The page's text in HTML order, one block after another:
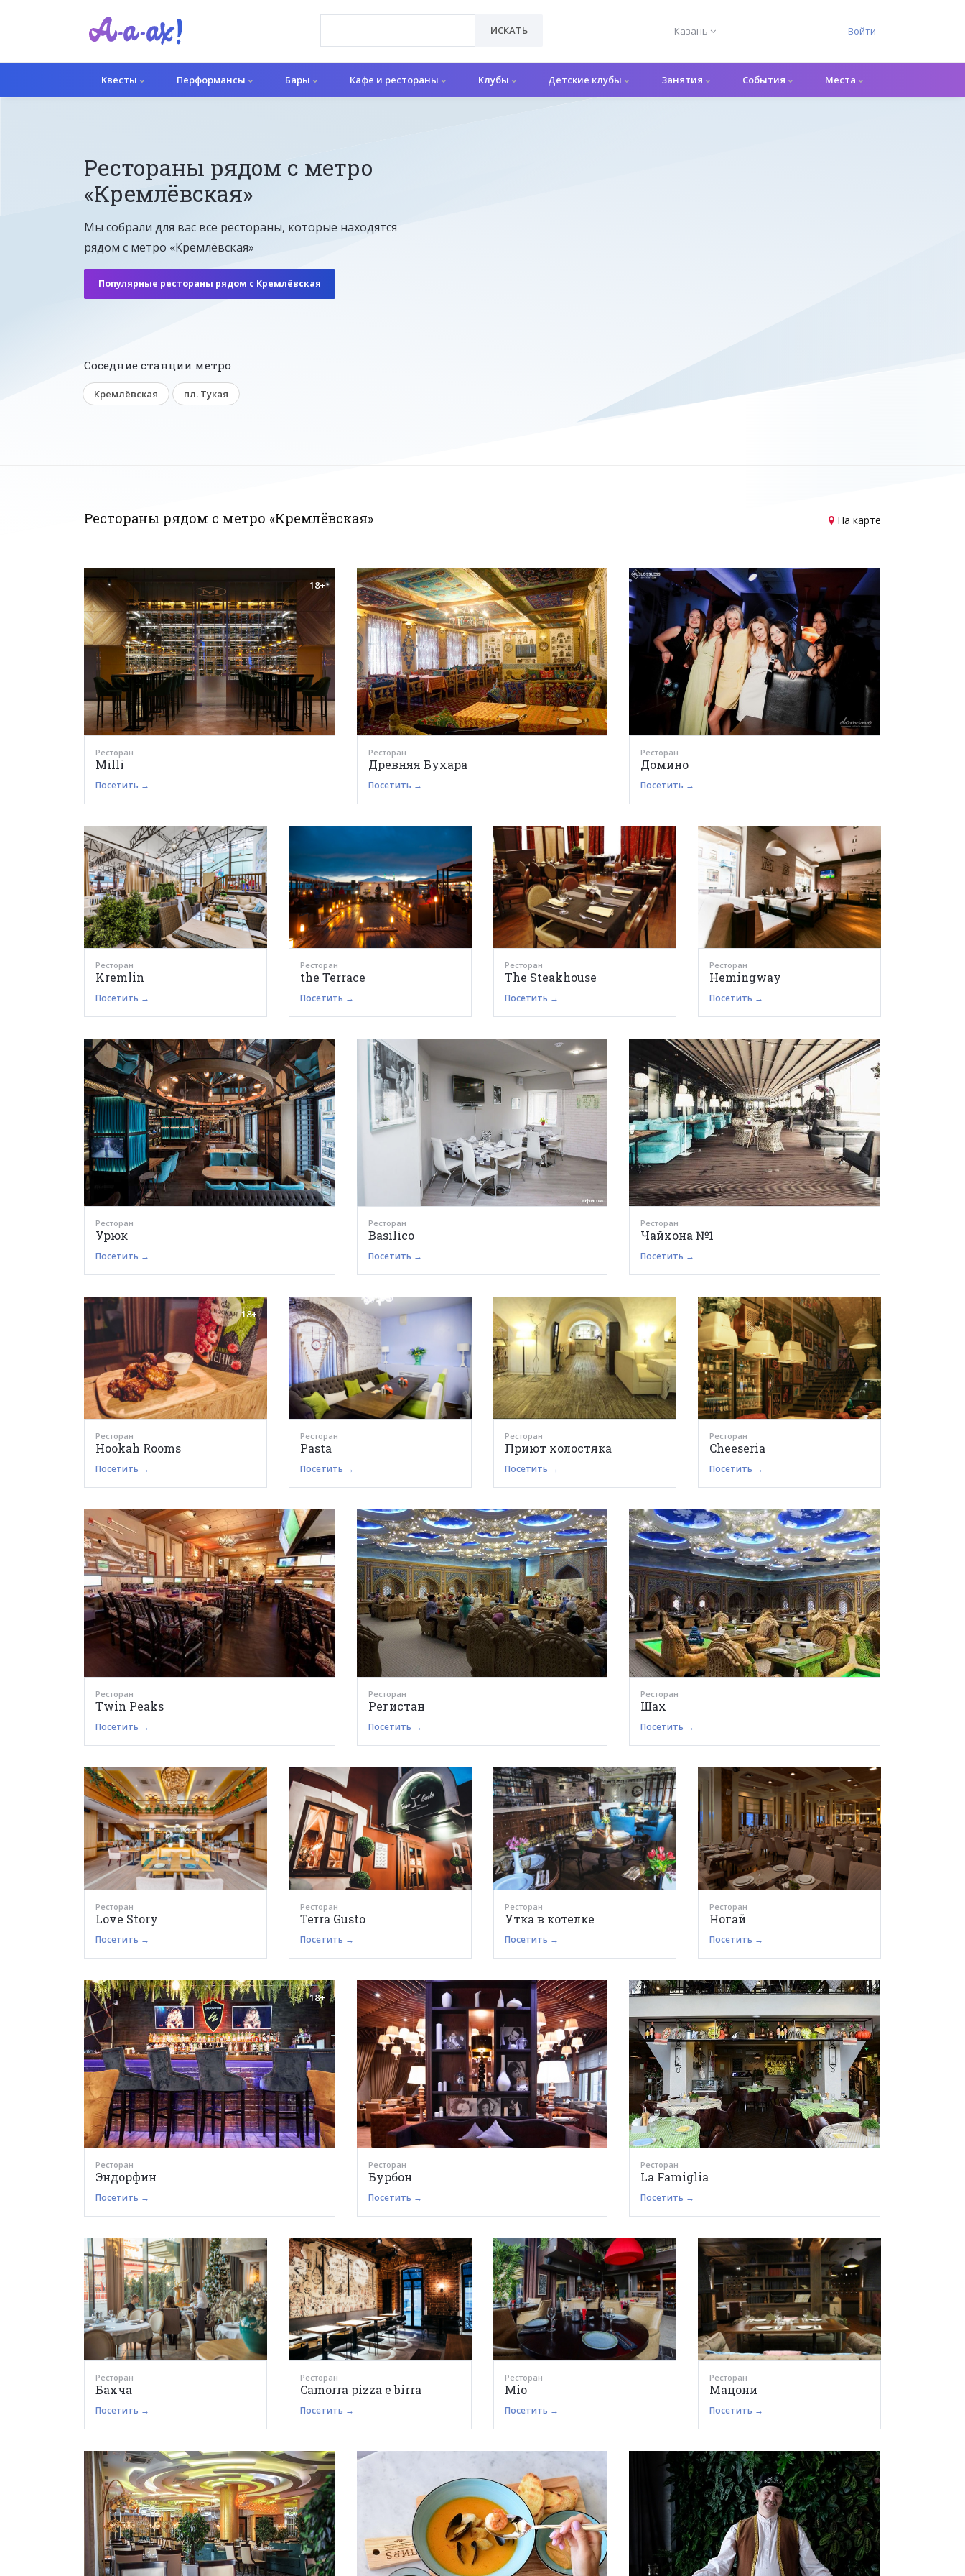
ИСКАТЬ Казань Войти
Квесты Перформансы Бары Кафе и рестораны Клубы Детские клубы Занятия События Места
Рестораны рядом с метро
«Кремлёвская»
Мы собрали для вас все рестораны, которые находятся
рядом с метро «Кремлёвская»
Популярные рестораны рядом с Кремлёвская
Соседние станции метро
Кремлёвская пл. Тукая
Рестораны рядом с метро «Кремлёвская» На карте
18+
Ресторан
Milli
Посетить →
Ресторан
Древняя Бухара
Посетить →
Ресторан
Домино
Посетить →
Ресторан
Kremlin
Посетить →
Ресторан
the Terrace
Посетить →
Ресторан
The Steakhouse
Посетить →
Ресторан
Hemingway
Посетить →
Ресторан
Урюк
Посетить →
Ресторан
Basilico
Посетить →
Ресторан
Чайхона №1
Посетить →
18+
Ресторан
Hookah Rooms
Посетить →
Ресторан
Pasta
Посетить →
Ресторан
Приют холостяка
Посетить →
Ресторан
Cheeseria
Посетить →
Ресторан
Twin Peaks
Посетить →
Ресторан
Регистан
Посетить →
Ресторан
Шах
Посетить →
Ресторан
Love Story
Посетить →
Ресторан
Terra Gusto
Посетить →
Ресторан
Утка в котелке
Посетить →
Ресторан
Ногай
Посетить →
18+
Ресторан
Эндорфин
Посетить →
Ресторан
Бурбон
Посетить →
Ресторан
La Famiglia
Посетить →
Ресторан
Бахча
Посетить →
Ресторан
Camorra pizza e birra
Посетить →
Ресторан
Mio
Посетить →
Ресторан
Мацони
Посетить →